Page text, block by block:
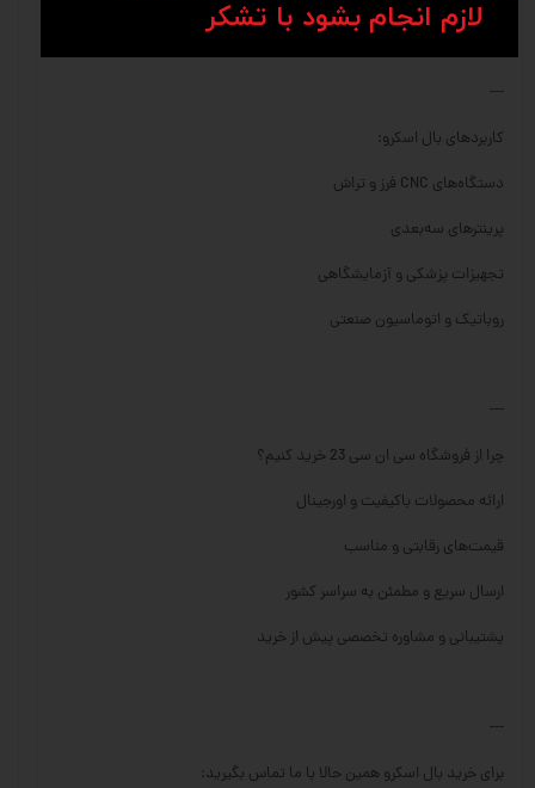
---
کاربردهای بال اسکرو:
دستگاه‌های CNC فرز و تراش
پرینترهای سه‌بعدی
تجهیزات پزشکی و آزمایشگاهی
روباتیک و اتوماسیون صنعتی
---
چرا از فروشگاه سی ان سی 23 خرید کنیم؟
ارائه محصولات باکیفیت و اورجینال
قیمت‌های رقابتی و مناسب
ارسال سریع و مطمئن به سراسر کشور
پشتیبانی و مشاوره تخصصی پیش از خرید
---
برای خرید بال اسکرو همین حالا با ما تماس بگیرید:
​​​​​​​لازم انجام بشود با تشکر​​​​​​​